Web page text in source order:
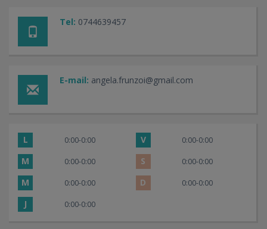
Tel: 0744639457
E-mail: angela.frunzoi@gmail.com
L 0:00-0:00 V 0:00-0:00
M 0:00-0:00 S 0:00-0:00
M 0:00-0:00 D 0:00-0:00
J 0:00-0:00